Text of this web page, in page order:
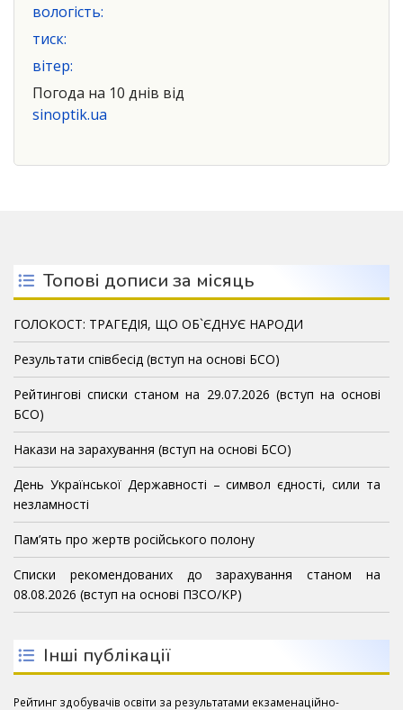
вологість:
тиск:
вітер:
Погода на 10 днів від
sinoptik.ua
Топові дописи за місяць
ГОЛОКОСТ: ТРАГЕДІЯ, ЩО ОБ`ЄДНУЄ НАРОДИ
Результати співбесід (вступ на основі БСО)
Рейтингові списки станом на 29.07.2026 (вступ на основі
БСО)
Накази на зарахування (вступ на основі БСО)
День Української Державності – символ єдності, сили та
незламності
Пам’ять про жертв російського полону
Списки рекомендованих до зарахування станом на
08.08.2026 (вступ на основі ПЗСО/КР)
Інші публікації
Рейтинг здобувачів освіти за результатами екзаменаційно-